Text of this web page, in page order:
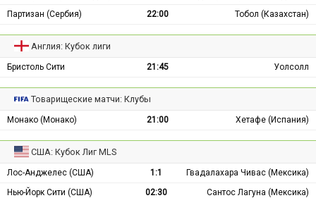
Партизан (Сербия)
22:00 Тобол (Казахстан)
Англия: Кубок лиги
Бристоль Сити 21:45 Уолсолл
Товарищеские матчи: Клубы
Монако (Монако) 21:00 Хетафе (Испания)
США: Кубок Лиг MLS
Лос-Анджелес (США) 1:1
Гвадалахара Чивас (Мексика)
Нью-Йорк Сити (США)
02:30
Сантос Лагуна (Мексика)